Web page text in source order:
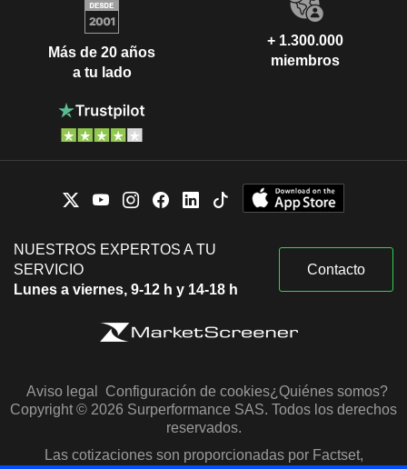
Más de 20 años
a tu lado
+ 1.300.000
miembros
NUESTROS EXPERTOS A TU
SERVICIO
Lunes a viernes, 9-12 h y 14-18 h
Contacto
Aviso legal Configuración de cookies¿Quiénes somos?
Copyright © 2026 Surperformance SAS. Todos los derechos
reservados.
Las cotizaciones son proporcionadas por Factset,